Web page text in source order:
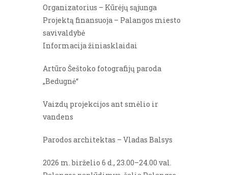
Organizatorius – Kūrėjų sąjunga
Projektą finansuoja – Palangos miesto
savivaldybė
Informacija žiniasklaidai
Artūro Šeštoko fotografijų paroda
„Bedugnė“
Vaizdų projekcijos ant smėlio ir
vandens
Parodos architektas – Vladas Balsys
2026 m. birželio 6 d., 23.00–24.00 val.